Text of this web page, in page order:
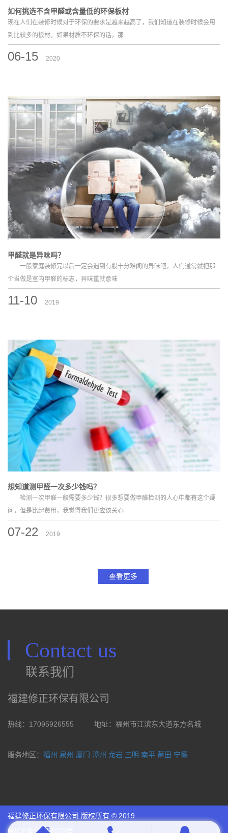
如何挑选不含甲醛或含量低的环保板材
现在人们在装修时候对于环保的要求是越来越高了，我们知道在装修时候会用
到比较多的板材，如果材质不环保的话，那
06-15 2020
甲醛就是异味吗？
一般家庭装修完以后一定会遇到有股十分难闻的异味吧，人们通常就把那
个当做是室内甲醛的标志，异味重就意味
11-10 2019
想知道测甲醛一次多少钱吗？
检测一次甲醛一般需要多少钱？很多想要做甲醛检测的人心中都有这个疑
问，但是比起费用，我觉得我们更应该关心
07-22 2019
查看更多
Contact us
联系我们
福建修正环保有限公司
热线：17095926555 地址：福州市江滨东大道东方名城
服务地区： 福州 泉州 厦门 漳州 龙岩 三明 南平 莆田 宁德
福建修正环保有限公司 版权所有 © 2019
闽ICP备18027970号